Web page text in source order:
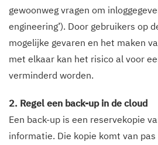
gewoonweg vragen om
engineering’). Door gebruikers op
mogelijke gevaren en het maken
met elkaar kan het risico al voor
verminderd worden.
2. Regel een back-up in de cloud
Een back-up is een reservekopie
informatie. Die kopie komt van